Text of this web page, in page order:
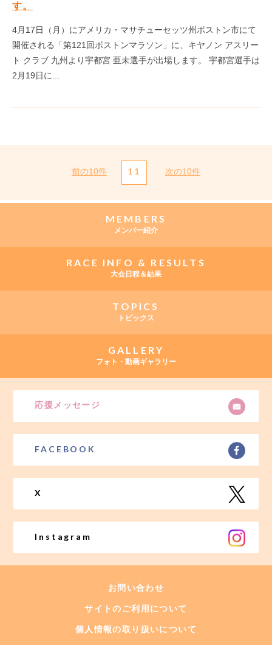
す。
4月17日（月）にアメリカ・マサチューセッツ州ボストン市にて
開催される「第121回ボストンマラソン」に、キヤノン アスリー
ト クラブ 九州より宇都宮 亜未選手が出場します。 宇都宮選手は
2月19日に...
前の10件 11 次の10件
MEMBERS
メンバー紹介
RACE INFO & RESULTS
大会日程＆結果
TOPICS
トピックス
GALLERY
フォト・動画ギャラリー
応援メッセージ
FACEBOOK
X
Instagram
お問い合わせ
サイトのご利用について
個人情報の取り扱いについて